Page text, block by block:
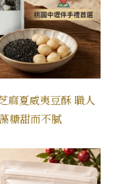
麻夏威夷豆酥 職人
糖甜而不膩